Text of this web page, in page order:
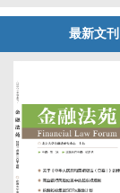
最新文刊